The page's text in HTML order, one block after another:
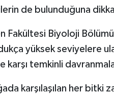
de bulunduğuna
Fakültesi Biyoloji
yüksek seviyelere
karşı temkinli
karşılaşılan her bitki